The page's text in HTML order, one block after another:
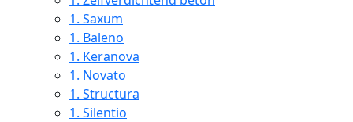
1. Saxum
1. Baleno
1. Keranova
1. Novato
1. Structura
1. Silentio